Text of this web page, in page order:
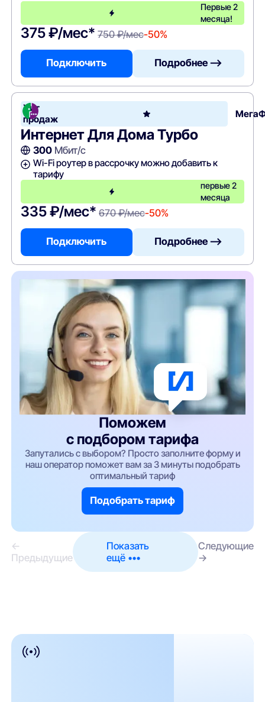
Первые 2
месяца!
375 ₽/мес* 750 ₽/мес-50%
Подключить Подробнее —>
Хит
продаж
Интернет Для Дома Турбо
300Мбит/с
Wi-Fi роутер в рассрочку можно добавить к
тарифу
первые 2
месяца
335 ₽/мес* 670 ₽/мес-50%
Подключить Подробнее —>
Поможем
с подбором тарифа
Запутались с выбором? Просто заполните форму и
наш оператор поможет вам за 3 минуты подобрать
оптимальный тариф
Подобрать тариф
←
Предыдущие
Показать
ещё •••
Следующие
→